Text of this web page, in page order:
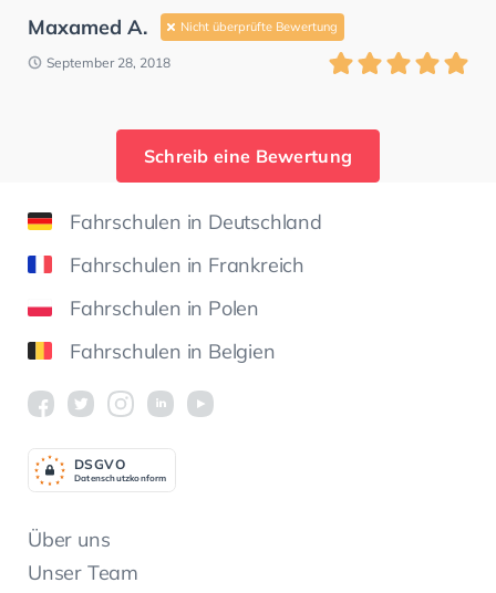
Maxamed A. Nicht überprüfte Bewertung
September 28, 2018
Schreib eine Bewertung
Fahrschulen in Deutschland
Fahrschulen in Frankreich
Fahrschulen in Polen
Fahrschulen in Belgien
Über uns
Unser Team
Datenschutzkonform
DSGVO